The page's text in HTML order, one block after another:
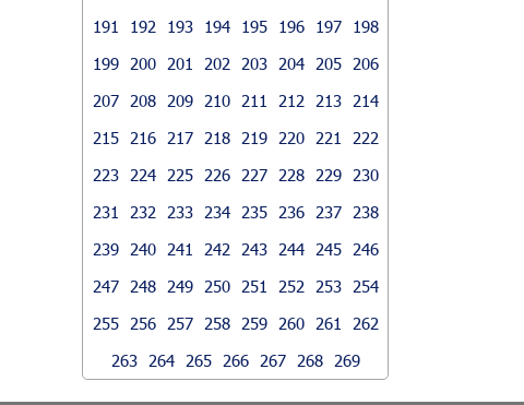
191
192 193 194 195 196 197
198
199
200 201 202 203 204 205
206
207
208 209 210 211 212 213
214
215
216 217 218 219 220 221
222
223
224 225 226 227 228 229
230
231
232 233 234 235 236 237
238
239
240 241 242 243 244 245
246
247
248 249 250 251 252 253
254
255
256 257 258 259 260 261
262
263
264 265 266 267 268 269